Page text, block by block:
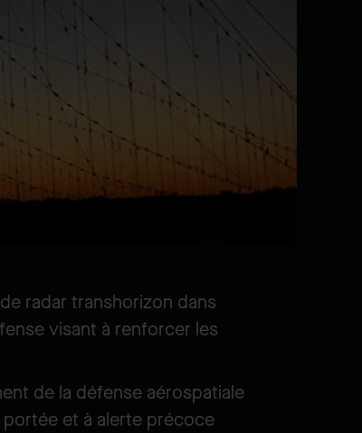
radar transhorizon dans
visant à renforcer les
de la défense aérospatiale
portée et à alerte précoce